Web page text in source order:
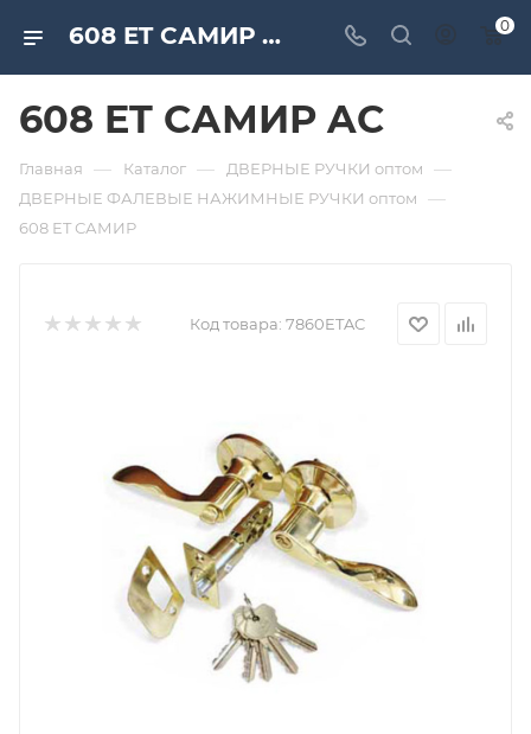
608 ET САМИР AC. Дверная и мебельная фурнитура САМИР-КИЛИТ | Оптовые поставки 0
608 ET САМИР AC
Главная — Каталог — ДВЕРНЫЕ РУЧКИ оптом —
ДВЕРНЫЕ ФАЛЕВЫЕ НАЖИМНЫЕ РУЧКИ оптом —
608 ET САМИР
Код товара: 7860ETAC